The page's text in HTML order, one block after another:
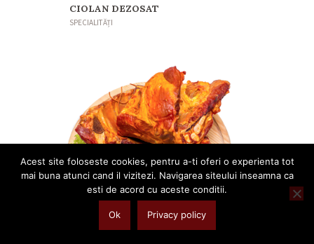
CIOLAN DEZOSAT
SPECIALITĂȚI
Acest site foloseste cookies, pentru a-ti oferi o experienta tot
mai buna atunci cand il vizitezi. Navigarea siteului inseamna ca
esti de acord cu aceste conditii.
Ok Privacy policy